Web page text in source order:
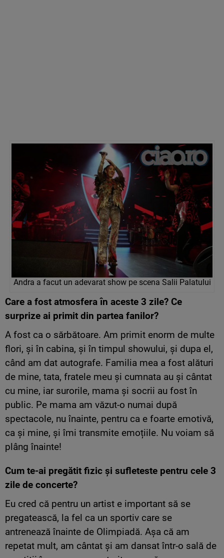
Andra a facut un adevarat show pe scena Salii Palatului
Care a fost atmosfera în aceste 3 zile? Ce
surprize ai primit din partea fanilor?
A fost ca o sărbătoare. Am primit enorm de multe
flori, și în cabina, și în timpul showului, și dupa el,
când am dat autografe. Familia mea a fost alături
de mine, tata, fratele meu și cumnata au și cântat
cu mine, iar surorile, mama și socrii au fost în
public. Pe mama am văzut-o numai după
spectacole, nu înainte, pentru ca e foarte emotivă,
ca și mine, și îmi transmite emoțiile. Nu voiam să
plâng înainte!
Cum te-ai pregătit fizic și sufleteste pentru cele 3
zile de concerte?
Eu cred că pentru un artist e important să se
pregatească, la fel ca un sportiv care se
antrenează înainte de Olimpiadă. Așa că am
repetat mult, am cântat și am dansat într-o sală de